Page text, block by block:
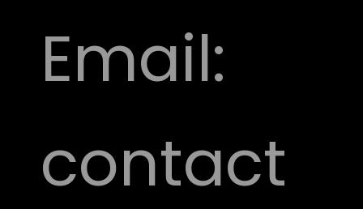
Email:
contact